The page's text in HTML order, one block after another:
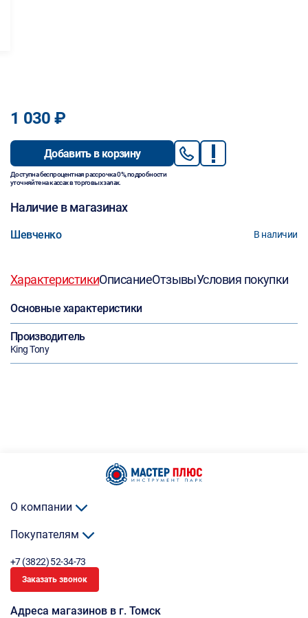
1 030 ₽
Добавить в корзину
Доступна беспроцентная рассрочка 0%, подробности
уточняйте на кассах в торговых залах.
Наличие в магазинах
Шевченко В наличии
ХарактеристикиОписаниеОтзывыУсловия покупки
Основные характеристики
Производитель
King Tony
О компании
Покупателям
+7 (3822) 52-34-73
Заказать звонок
Адреса магазинов в г. Томск